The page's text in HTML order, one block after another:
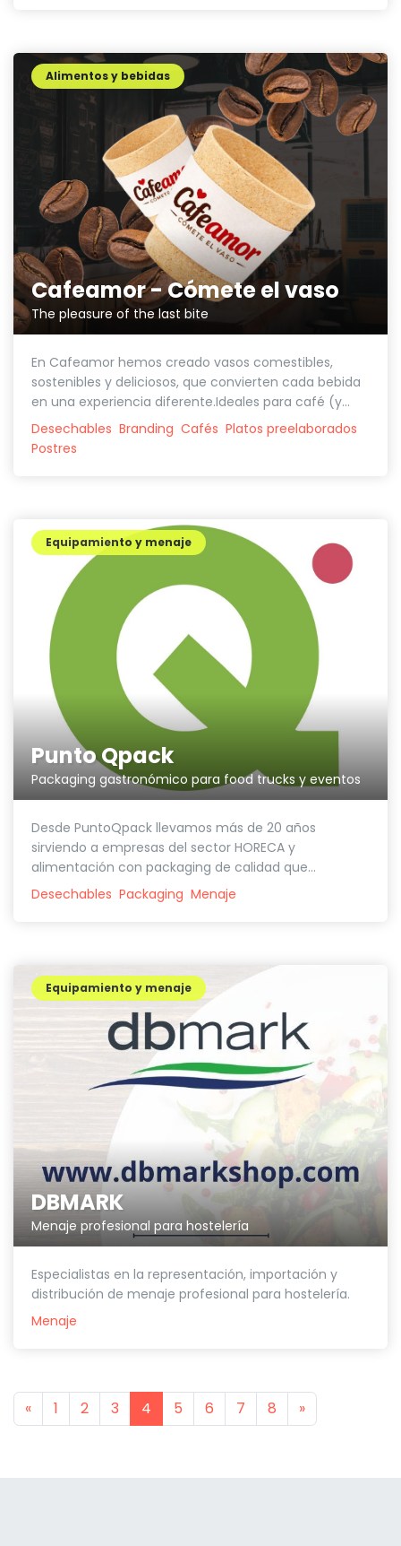
Cafeamor - Cómete el vaso
The pleasure of the last bite
Alimentos y bebidas
En Cafeamor hemos creado vasos comestibles,
sostenibles y deliciosos, que convierten cada bebida
en una experiencia diferente.Ideales para café (y...
Desechables Branding Cafés Platos preelaborados
Postres
Punto Qpack
Packaging gastronómico para food trucks y eventos
Equipamiento y menaje
Desde PuntoQpack llevamos más de 20 años
sirviendo a empresas del sector HORECA y
alimentación con packaging de calidad que...
Desechables Packaging Menaje
DBMARK
Menaje profesional para hostelería
Equipamiento y menaje
Especialistas en la representación, importación y
distribución de menaje profesional para hostelería.
Menaje
«Previous
1 2 3 4 5 6 7 8 »Next